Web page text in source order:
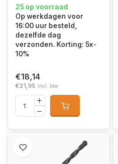
25 op voorraad
Op werkdagen voor
16:00 uur besteld,
dezelfde dag
verzonden. Korting: 5x-
10%
€18,14
€21,95 Incl. btw